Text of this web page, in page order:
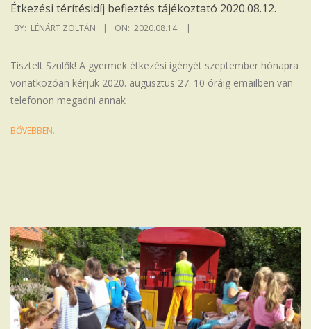
Étkezési térítésidíj befieztés tájékoztató 2020.08.12.
2020-
BY: LÉNÁRT ZOLTÁN ON: 2020.08.14.
Tisztelt Szülők! A gyermek étkezési igényét szeptember hónapra
vonatkozóan kérjük 2020. augusztus 27. 10 óráig emailben van
telefonon megadni annak
BŐVEBBEN…